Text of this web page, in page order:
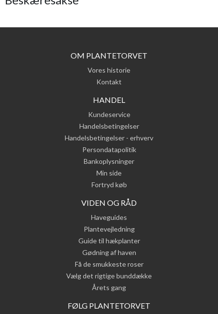
OM PLANTETORVET
Vores historie
Kontakt
HANDEL
Kundeservice
Handelsbetingelser
Handelsbetingelser - erhverv
Persondatapolitik
Bankoplysninger
Min side
Fortryd køb
VIDEN OG RÅD
Haveguides
Plantevejledning
Guide til hækplanter
Gødning af haven
Få de smukkeste roser
Vælg det rigtige bunddække
Årets gang
FØLG PLANTETORVET